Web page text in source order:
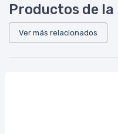
Productos de
Ver más relacionados